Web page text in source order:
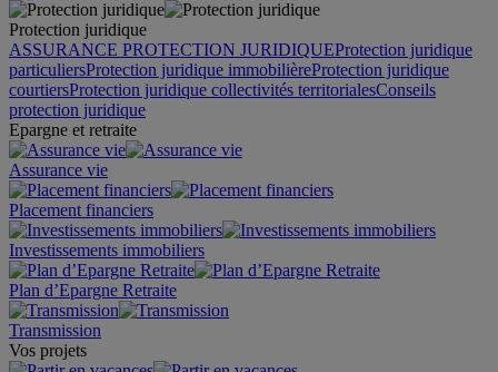
Protection juridique
ASSURANCE PROTECTION JURIDIQUEProtection juridique
particuliersProtection juridique immobilièreProtection juridique
courtiersProtection juridique collectivités territorialesConseils
protection juridique
Epargne et retraite
Assurance vie
Placement financiers
Investissements immobiliers
Plan d’Epargne Retraite
Transmission
Vos projets